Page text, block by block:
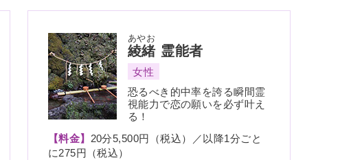
綾緒
あやお
霊能者
女性
恐るべき的中率を誇る瞬間霊
視能力で恋の願いを必ず叶え
る！
【料金】 20分5,500円（税込）／以降1分ごと
に275円（税込）